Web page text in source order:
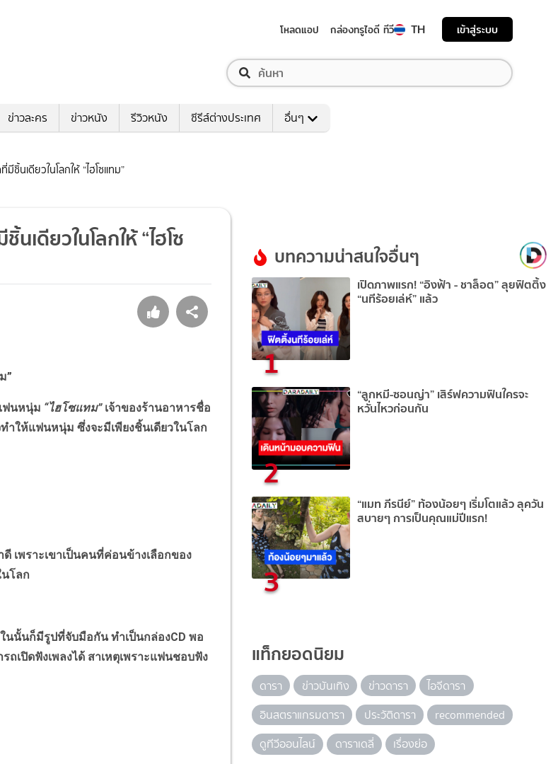
โหลดแอป กล่องทรูไอดี ทีวี TH เข้าสู่ระบบ
ข่าวละคร ข่าวหนัง รีวิวหนัง ซีรีส์ต่างประเทศ อื่นๆ
นเดียวในโลกให้ “ไฮโซแทม”
ดียวในโลกให้ “ไฮโซ
”
นหนุ่ม “ไฮโซแทม”เจ้าของร้านอาหารชื่อ
ให้แฟนหนุ่ม ซึ่งจะมีเพียงชิ้นเดียวในโลก
พราะเขาเป็นคนที่ค่อนข้างเลือกของ
โลก
นั้นก็มีรูปที่จับมือกัน ทำเป็นกล่องCD พอ
ถเปิดฟังเพลงได้ สาเหตุเพราะแฟนชอบฟัง
บทความน่าสนใจอื่นๆ
1
เปิดภาพแรก! “อิงฟ้า - ชาล็อต” ลุยฟิตติ้ง
“นทีร้อยเล่ห์” แล้ว
2
“ลูกหมี-ซอนญ่า” เสิร์ฟความฟินใครจะ
หวั่นไหวก่อนกัน
3
“แมท ภีรนีย์” ท้องน้อยๆ เริ่มโตแล้ว ลุควัน
สบายๆ การเป็นคุณแม่ปีแรก!
แท็กยอดนิยม
ดารา ข่าวบันเทิง ข่าวดารา
ไอจีดารา
อินสตราแกรมดารา
ประวัติดารา
recommended
ดูทีวีออนไลน์
ดาราเดลี่ เรื่องย่อ